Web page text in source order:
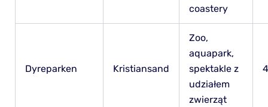
coastery
Dyreparken Kristiansand
Zoo,
aquapark,
spektakle z
udziałem
zwierząt